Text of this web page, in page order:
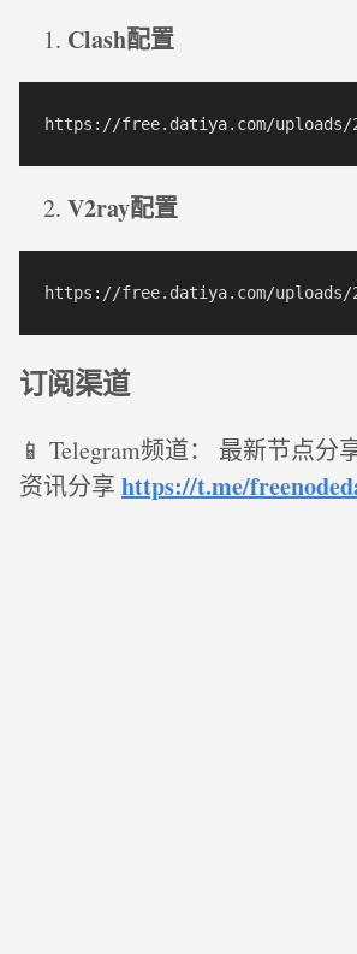
Clash配置
V2ray配置
订阅渠道
📱 Telegram频道： 最新节点分
资讯分享 https://t.me/